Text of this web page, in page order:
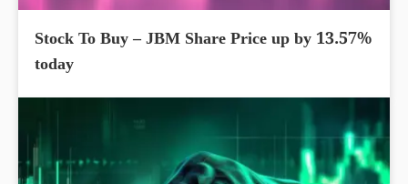
Stock To Buy – JBM Share Price up by 13.57%
today